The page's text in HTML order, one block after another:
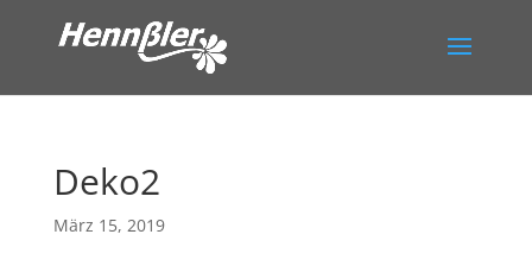
Deko2
März 15, 2019